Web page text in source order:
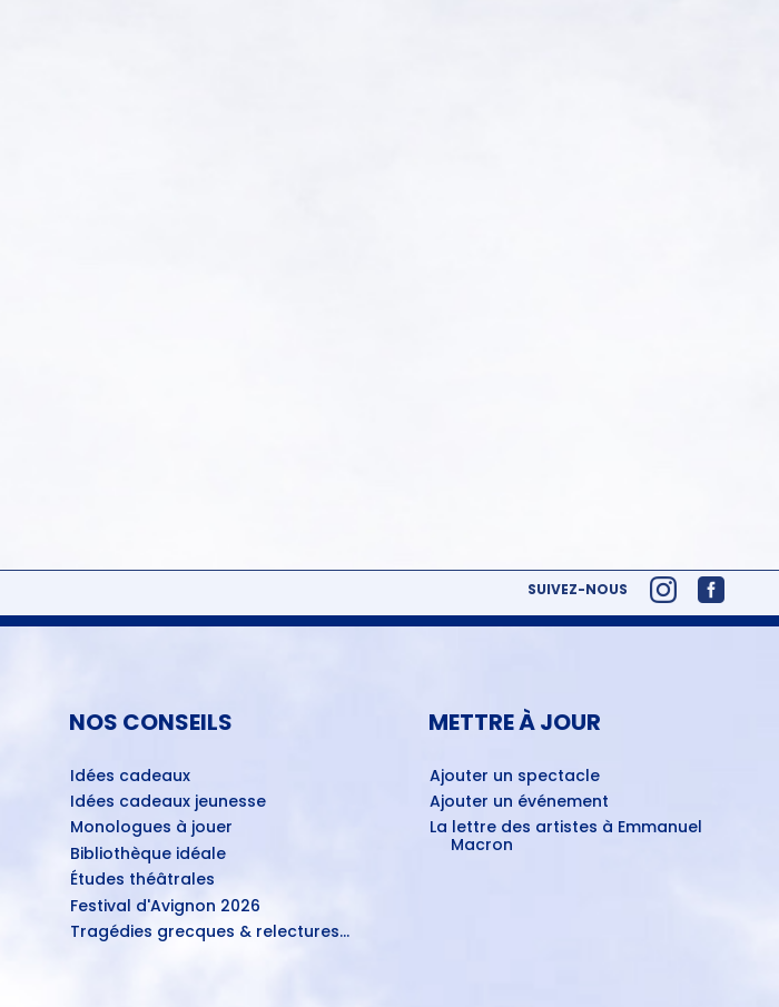
SUIVEZ-NOUS
NOS CONSEILS
Idées cadeaux
Idées cadeaux jeunesse
Monologues à jouer
Bibliothèque idéale
Études théâtrales
Festival d'Avignon 2026
Tragédies grecques & relectures...
METTRE À JOUR
Ajouter un spectacle
Ajouter un événement
La lettre des artistes à Emmanuel
Macron